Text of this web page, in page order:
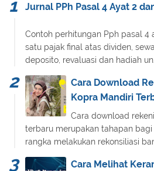
Jurnal PPh Pasal 4 Ayat 2
Contoh perhitungan Pph pasal 4
satu pajak final atas dividen,
deposito, revaluasi dan hadiah un...
Cara Download
Kopra Mandiri
Cara download
terbaru merupakan tahapan
rangka melakukan rekonsiliasi
Cara Melihat